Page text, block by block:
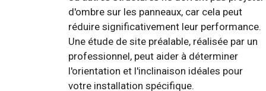
d'ombre sur les panneaux, car cela peut
réduire significativement leur performance.
Une étude de site préalable, réalisée par un
professionnel, peut aider à déterminer
l'orientation et l'inclinaison idéales pour
votre installation spécifique.